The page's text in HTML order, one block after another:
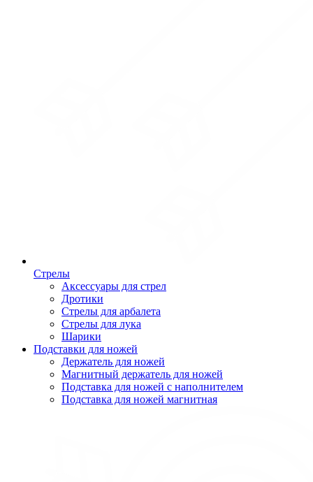
Стрелы
Аксессуары для стрел
Дротики
Стрелы для арбалета
Стрелы для лука
Шарики
Подставки для ножей
Держатель для ножей
Магнитный держатель для ножей
Подставка для ножей с наполнителем
Подставка для ножей магнитная